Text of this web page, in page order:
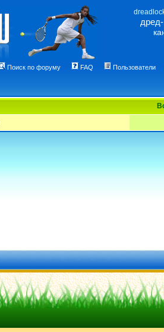
Поиск по форуму FAQ Пользователи